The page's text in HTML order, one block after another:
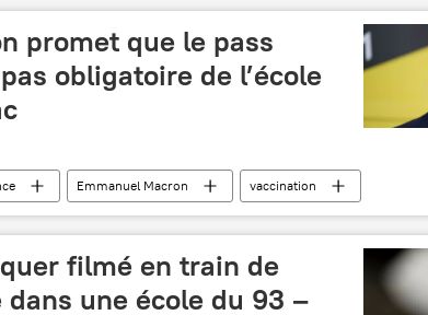
promet que le pass
obligatoire de l’école
Emmanuel Macron
vaccination
filmé en train de
une école du 93 –